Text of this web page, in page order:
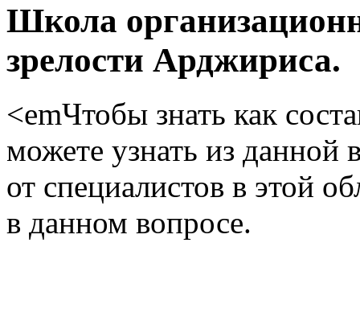
Школа
зрелости Арджириса.
<emЧтобы знать как
можете узнать из
от специалистов в этой
в данном вопросе.